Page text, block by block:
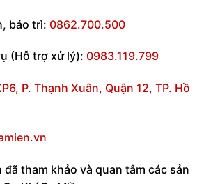
, bảo trì: 0862.700.500
(Hỗ trợ xử lý): 0983.119.799
P. Thạnh Xuân, Quận 12, TP. Hồ
đã tham khảo và quan tâm các sản